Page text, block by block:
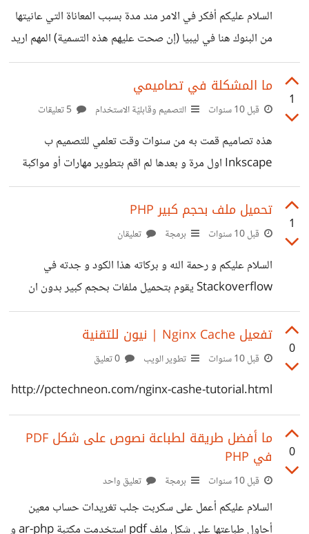
الخاصة بالمشاريع السابق مثلا لتسرع من العمل . أو هل تلجاء الى
البحث في الانترنت عن
السلام عليكم أفكر في الامر مند مدة بسبب المعاناة التي عانيتها
من البنوك هنا في ليبيا (إن صحت عليهم هذه التسمية) المهم اريد
انشاء محفظة خاصة بي باحد البنوك الخارجية بحيث يمكنني
السحب منها و التحويل اليها من اي مكان اوجد به في العالم . ما
هي أفضل الدول و البنوك في العالم توفر هذه الميزة بدون
1
ما المشكلة في تصاميمي
قبل 10 سنوات التصميم وقابليّة الاستخدام
هذه تصاميم قمت به من سنوات وقت تعلمي للتصميم ب
Inkscape اول مرة و بعدها لم اقم بتطوير مهارات أو مواكبة
مدارس التصميم المختلفة . أرجوا اعطائم الرأي الصريح في
الاخطاء التي ارتكبتها مهما كان النقد قاسي فاني ساتقبله .
https://suar.me/4B7q
1
تحميل ملف بحجم كبير PHP
قبل 10 سنوات برمجة تعليقان
السلام عليكم و رحمة الله و بركاته هذا الكود و جدته في
Stackoverflow يقوم بتحميل ملفات بحجم كبير بدون ان
تظهر لك اي رسالة خطاء من السيرفر طبعا كنت استخدم دالة
خاصة بالتحميل تعتمد على curl لكنها لا تعمل على الملفات
الاتصال بالسيرفر تمكن curl من تحميل الملف قبل تخطي الحد
الاقصى لتنفيد السكربت . المهم
0
تفعيل Nginx Cache | نيون للتقنية
قبل 10 سنوات تطوير الويب
http://pctechneon.com/nginx-cashe-tutorial.html
0
ما أفضل طريقة لطباعة نصوص على شكل PDF
في PHP
قبل 10 سنوات برمجة تعليق واحد
السلام عليكم أعمل على سكربت جلب تغريدات حساب معين